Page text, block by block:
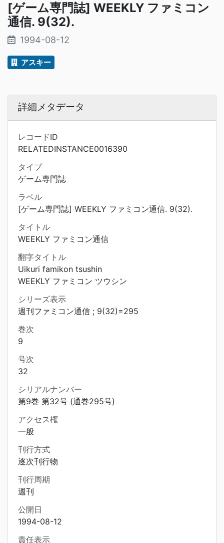
[ゲーム専門誌] WEEKLY ファミコン
通信. 9(32).
1994-08-12
アスキー
詳細メタデータ
レコードID
RELATEDINSTANCE0016390
タイプ
ゲーム専門誌
ラベル
[ゲーム専門誌] WEEKLY ファミコン通信. 9(32).
タイトル
WEEKLY ファミコン通信
翻字タイトル
Uikuri famikon tsushin
WEEKLY ファミコン ツウシン
シリーズ表示
週刊ファミコン通信 ; 9(32)=295
巻次
9
号次
32
シリアルナンバー
第9巻 第32号 (通巻295号)
アクセス権
一般
刊行方式
逐次刊行物
刊行周期
週刊
公開日
1994-08-12
責任表示